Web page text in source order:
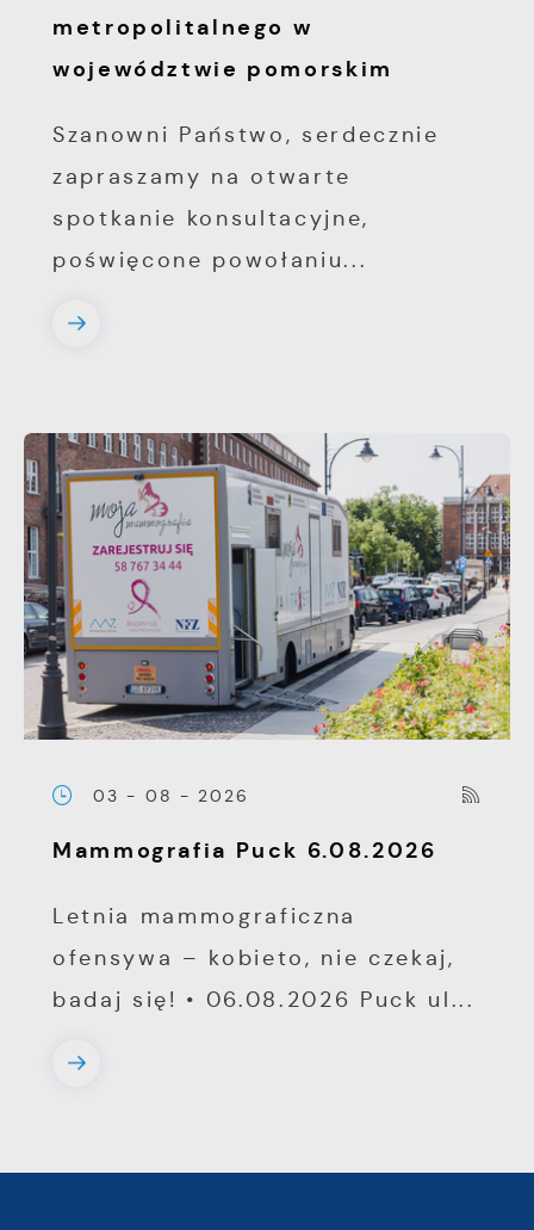
metropolitalnego w
województwie pomorskim
Szanowni Państwo, serdecznie
zapraszamy na otwarte
spotkanie konsultacyjne,
poświęcone powołaniu...
03 - 08 - 2026
Mammografia Puck 6.08.2026
Letnia mammograficzna
ofensywa – kobieto, nie czekaj,
badaj się! • 06.08.2026 Puck ul...